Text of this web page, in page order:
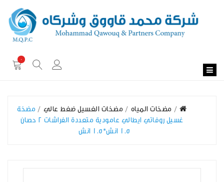
0
مضخات المياه مضخات الغسيل ضغط عالي
مضخة
غسيل روفاتي ايطالي عامودية متعددة الفراشات 2 حصان
1.5 انش*1.5 انش